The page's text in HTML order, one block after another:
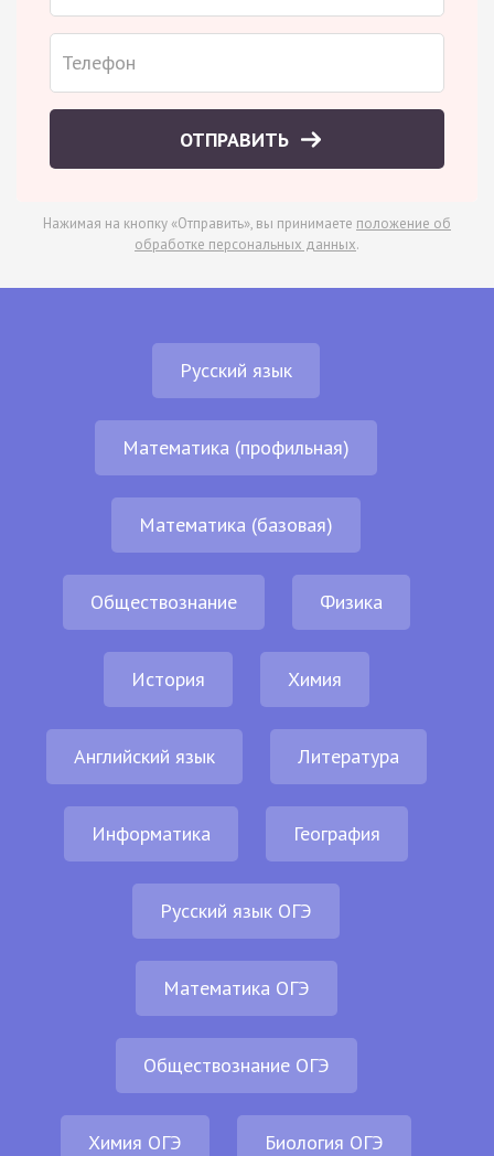
ОТПРАВИТЬ
Нажимая на кнопку «Отправить», вы принимаете положение об
обработке персональных данных.
Русский язык
Математика (профильная)
Математика (базовая)
Обществознание Физика
История Химия
Английский язык Литература
Информатика География
Русский язык ОГЭ
Математика ОГЭ
Обществознание ОГЭ
Химия ОГЭ Биология ОГЭ